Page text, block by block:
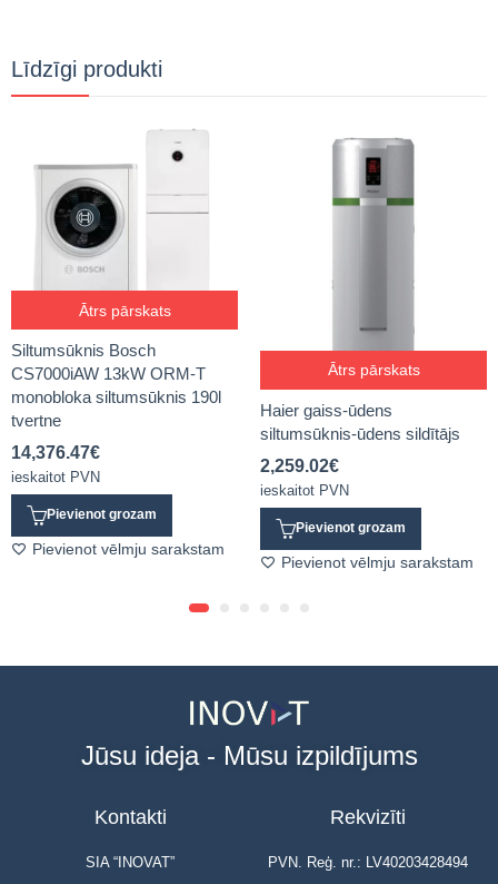
Līdzīgi produkti
Ātrs pārskats
Siltumsūknis Bosch
CS7000iAW 13kW ORM-T
monobloka siltumsūknis 190l
tvertne
14,376.47€
ieskaitot PVN
Pievienot grozam
Pievienot vēlmju sarakstam
Ātrs pārskats
Haier gaiss-ūdens
siltumsūknis-ūdens sildītājs
2,259.02€
ieskaitot PVN
Pievienot grozam
Pievienot vēlmju sarakstam
Jūsu ideja - Mūsu izpildījums
Kontakti
SIA “INOVAT”
Rekvizīti
PVN. Reģ. nr.: LV40203428494